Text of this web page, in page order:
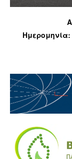
Ημερομηνία: